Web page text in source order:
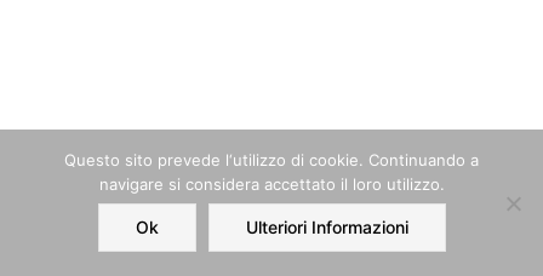
Home Order Account
Questo sito prevede l‘utilizzo di cookie. Continuando a
navigare si considera accettato il loro utilizzo.
Ok Ulteriori Informazioni